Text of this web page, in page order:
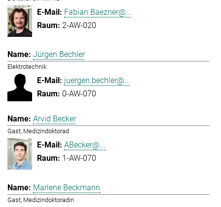
Fabian.Baezner@...
2-AW-020
Jürgen Bechler
Elektrotechnik
juergen.bechler@...
0-AW-070
Arvid Becker
Gast, Medizindoktorad
ABecker@...
1-AW-070
Marlene Beckmann
Gast, Medizindoktoradin